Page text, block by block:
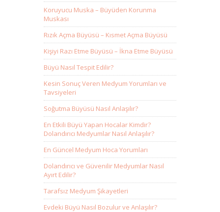
Koruyucu Muska – Büyüden Korunma
Muskası
Rızık Açma Büyüsü – Kısmet Açma Büyüsü
Kişiyi Razı Etme Büyüsü – İkna Etme Büyüsü
Büyü Nasıl Tespit Edilir?
Kesin Sonuç Veren Medyum Yorumları ve
Tavsiyeleri
Soğutma Büyüsü Nasıl Anlaşılır?
En Etkili Büyü Yapan Hocalar Kimdir?
Dolandırıcı Medyumlar Nasıl Anlaşılır?
En Güncel Medyum Hoca Yorumları
Dolandırıcı ve Güvenilir Medyumlar Nasıl
Ayırt Edilir?
Tarafsız Medyum Şikayetleri
Evdeki Büyü Nasıl Bozulur ve Anlaşılır?